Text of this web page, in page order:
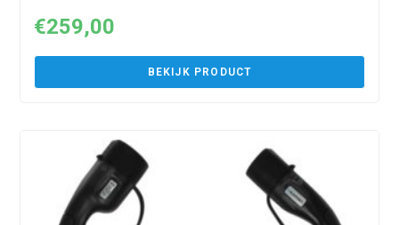
€259,00
BEKIJK PRODUCT